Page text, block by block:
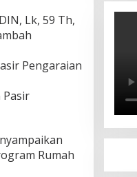
Lk, 59 Th,
Pengaraian
Rumah